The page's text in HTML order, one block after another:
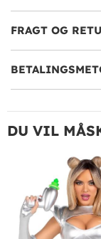
FRAGT OG
DU VIL